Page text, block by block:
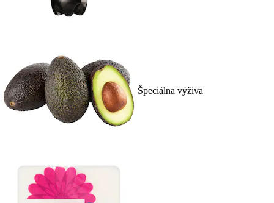
Špeciálna výživa